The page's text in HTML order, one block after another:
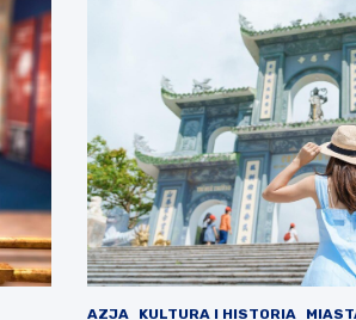
AZJA KULTURA I HISTORIA